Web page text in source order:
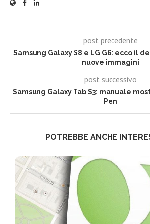
post precedente
Samsung Galaxy S8 e LG G6: ecco il
nuove immagini
post successivo
Samsung Galaxy Tab S3: manuale
Pen
POTREBBE ANCHE